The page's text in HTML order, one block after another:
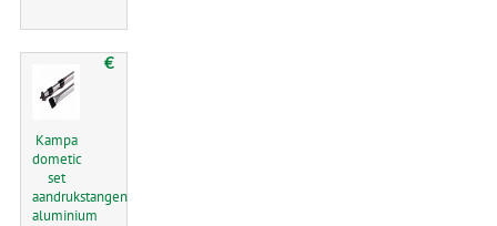
Kampa
dometic
set
aandrukstangen
aluminium
€